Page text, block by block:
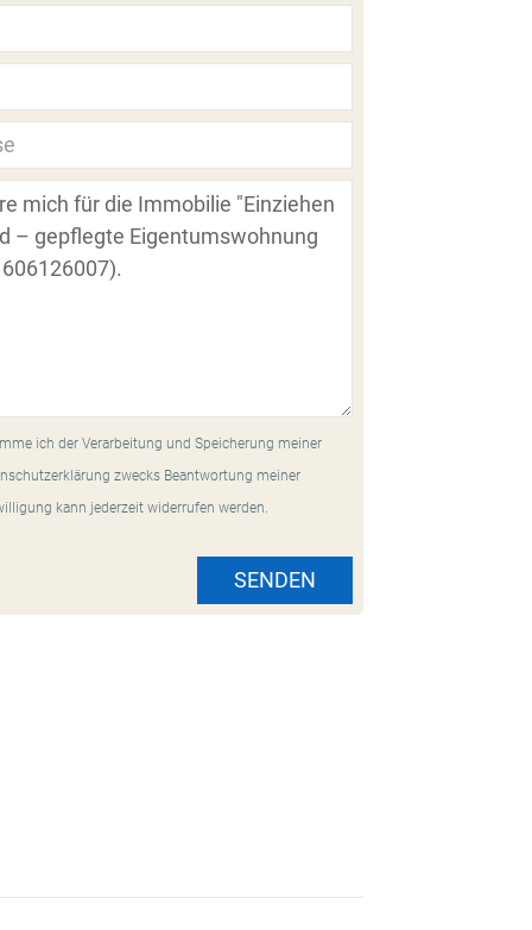
ich der Verarbeitung und Speicherung meiner
zwecks Beantwortung meiner
kann jederzeit widerrufen werden.
SENDEN